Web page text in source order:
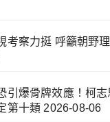
考察力挺 呼籲朝野
引爆骨牌效應！柯
第十類 2026-08-06